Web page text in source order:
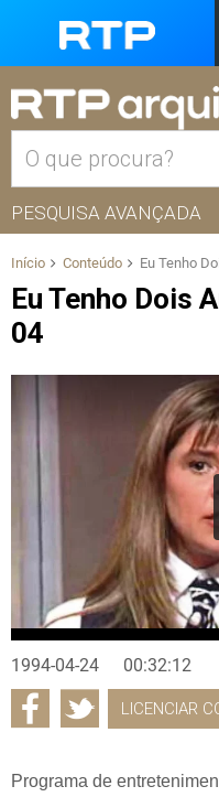
PESQUISA AVANÇADA
Início Conteúdo Eu Tenho
Eu Tenho Dois
04
1994-04-24 00:32:12
LICENCIAR
Programa de